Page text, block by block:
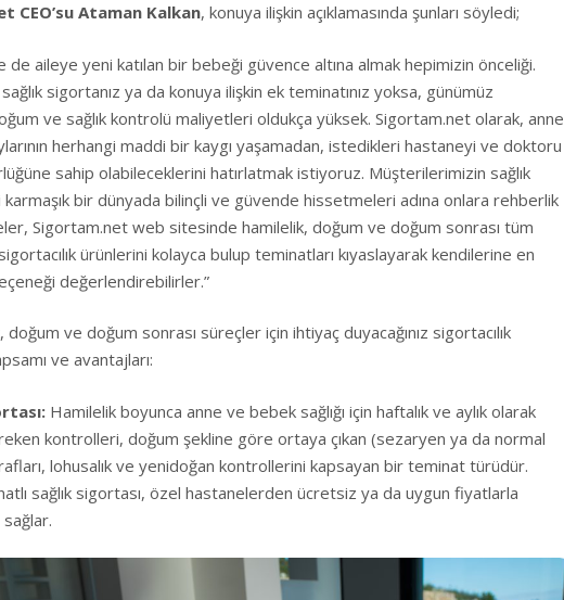
CEO’su Ataman Kalkan, konuya ilişkin açıklamasında şunları söyledi;
de aileye yeni katılan bir bebeği güvence altına almak hepimizin önceliği.
sigortanız ya da konuya ilişkin ek teminatınız yoksa, günümüz
ve sağlık kontrolü maliyetleri oldukça yüksek. Sigortam.net olarak, anne
herhangi maddi bir kaygı yaşamadan, istedikleri hastaneyi ve doktoru
sahip olabileceklerini hatırlatmak istiyoruz. Müşterilerimizin sağlık
karmaşık bir dünyada bilinçli ve güvende hissetmeleri adına onlara rehberlik
Sigortam.net web sitesinde hamilelik, doğum ve doğum sonrası tüm
ürünlerini kolayca bulup teminatları kıyaslayarak kendilerine en
değerlendirebilirler.”
doğum ve doğum sonrası süreçler için ihtiyaç duyacağınız sigortacılık
ve avantajları:
Hamilelik boyunca anne ve bebek sağlığı için haftalık ve aylık olarak
kontrolleri, doğum şekline göre ortaya çıkan (sezaryen ya da normal
lohusalık ve yenidoğan kontrollerini kapsayan bir teminat türüdür.
sağlık sigortası, özel hastanelerden ücretsiz ya da uygun fiyatlarla